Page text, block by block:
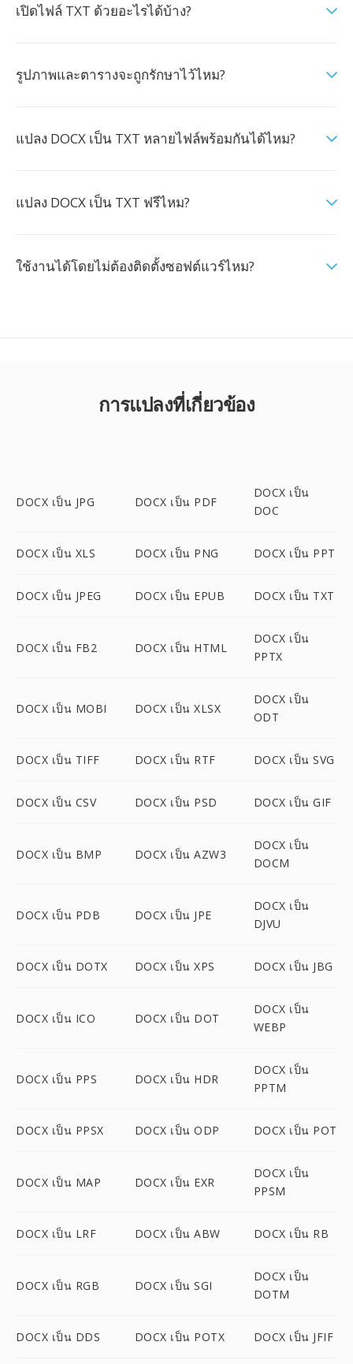
เปิดไฟล์ TXT ด้วยอะไรได้บ้าง?
รูปภาพและตารางจะถูกรักษาไว้ไหม?
แปลง DOCX เป็น TXT หลายไฟล์พร้อมกันได้ไหม?
แปลง DOCX เป็น TXT ฟรีไหม?
ใช้งานได้โดยไม่ต้องติดตั้งซอฟต์แวร์ไหม?
การแปลงที่เกี่ยวข้อง
DOCX เป็น JPG DOCX เป็น PDF
DOCX เป็น
DOC
DOCX เป็น XLS DOCX เป็น PNG DOCX เป็น PPT
DOCX เป็น JPEG DOCX เป็น EPUB DOCX เป็น TXT
DOCX เป็น FB2 DOCX เป็น HTML
DOCX เป็น
PPTX
DOCX เป็น MOBI DOCX เป็น XLSX
DOCX เป็น
ODT
DOCX เป็น TIFF DOCX เป็น RTF DOCX เป็น SVG
DOCX เป็น CSV DOCX เป็น PSD DOCX เป็น GIF
DOCX เป็น BMP DOCX เป็น AZW3
DOCX เป็น
DOCM
DOCX เป็น PDB DOCX เป็น JPE
DOCX เป็น
DJVU
DOCX เป็น DOTX DOCX เป็น XPS DOCX เป็น JBG
DOCX เป็น ICO DOCX เป็น DOT
DOCX เป็น
WEBP
DOCX เป็น PPS DOCX เป็น HDR
DOCX เป็น
PPTM
DOCX เป็น PPSX DOCX เป็น ODP DOCX เป็น POT
DOCX เป็น MAP DOCX เป็น EXR
DOCX เป็น
PPSM
DOCX เป็น LRF DOCX เป็น ABW DOCX เป็น RB
DOCX เป็น RGB DOCX เป็น SGI
DOCX เป็น
DOTM
DOCX เป็น DDS DOCX เป็น POTX DOCX เป็น JFIF